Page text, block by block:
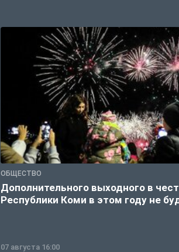
ОБЩЕСТВО
Дополнительного выходного в
Республики Коми в этом году не
07 августа 16:00